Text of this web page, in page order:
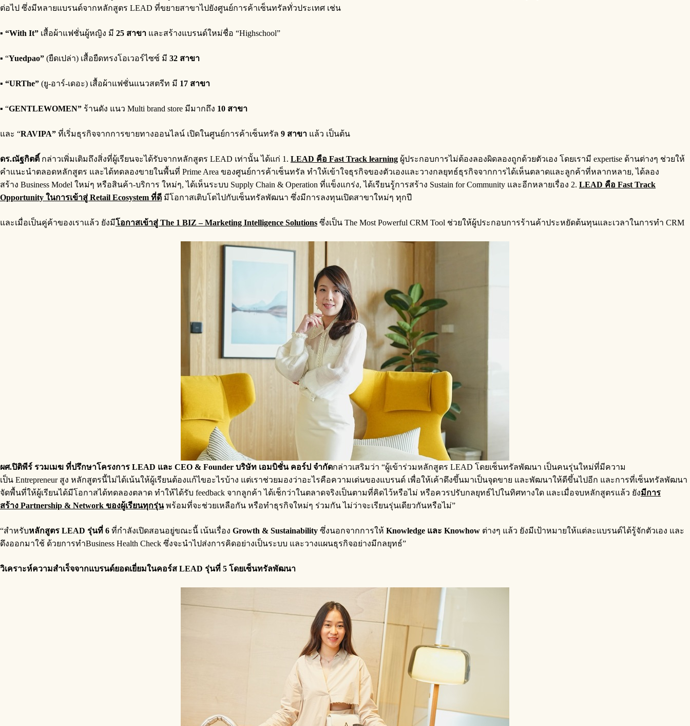
ต่อไป ซึ่งมีหลายแบรนด์จากหลักสูตร LEAD ที่ขยายสาขาไปยังศูนย์การค้าเซ็นทรัลทั่วประเทศ เช่น
▪ “With It” เสื้อผ้าแฟชั่นผู้หญิง มี 25 สาขา และสร้างแบรนด์ใหม่ชื่อ “Highschool”
▪ “Yuedpao” (ยืดเปล่า) เสื้อยืดทรงโอเวอร์ไซซ์ มี 32 สาขา
▪ “URThe” (ยู-อาร์-เดอะ) เสื้อผ้าแฟชั่นแนวสตรีท มี 17 สาขา
▪ “GENTLEWOMEN” ร้านดัง แนว Multi brand store มีมากถึง 10 สาขา
และ “RAVIPA” ที่เริ่มธุรกิจจากการขายทางออนไลน์ เปิดในศูนย์การค้าเซ็นทรัล 9 สาขา แล้ว เป็นต้น
ดร.ณัฐกิตติ์ กล่าวเพิ่มเติมถึงสิ่งที่ผู้เรียนจะได้รับจากหลักสูตร LEAD เท่านั้น ได้แก่ 1. LEAD คือ Fast Track learning ผู้ประกอบการไม่ต้องลองผิดลองถูกด้วยตัวเอง โดยเรามี expertise ด้านต่างๆ ช่วยให้
คำแนะนำตลอดหลักสูตร และได้ทดลองขายในพื้นที่ Prime Area ของศูนย์การค้าเซ็นทรัล ทำให้เข้าใจธุรกิจของตัวเองและวางกลยุทธ์ธุรกิจจากการได้เห็นตลาดและลูกค้าที่หลากหลาย, ได้ลอง
สร้าง Business Model ใหม่ๆ หรือสินค้า-บริการ ใหม่ๆ, ได้เห็นระบบ Supply Chain & Operation ที่แข็งแกร่ง, ได้เรียนรู้การสร้าง Sustain for Community และอีกหลายเรื่อง 2. LEAD คือ Fast Track
Opportunity ในการเข้าสู่ Retail Ecosystem ที่ดี มีโอกาสเติบโตไปกับเซ็นทรัลพัฒนา ซึ่งมีการลงทุนเปิดสาขาใหม่ๆ ทุกปี
และเมื่อเป็นคู่ค้าของเราแล้ว ยังมีโอกาสเข้าสู่ The 1 BIZ – Marketing Intelligence Solutions ซึ่งเป็น The Most Powerful CRM Tool ช่วยให้ผู้ประกอบการร้านค้าประหยัดต้นทุนและเวลาในการทำ CRM
ผศ.ปิติพีร์ รวมเมฆ ที่ปรึกษาโครงการ LEAD และ CEO & Founder บริษัท เอมบิชั่น คอร์ป จำกัดกล่าวเสริมว่า “ผู้เข้าร่วมหลักสูตร LEAD โดยเซ็นทรัลพัฒนา เป็นคนรุ่นใหม่ที่มีความ
เป็น Entrepreneur สูง หลักสูตรนี้ไม่ได้เน้นให้ผู้เรียนต้องแก้ไขอะไรบ้าง แต่เราช่วยมองว่าอะไรคือความเด่นของแบรนด์ เพื่อให้เค้าดึงขึ้นมาเป็นจุดขาย และพัฒนาให้ดีขึ้นไปอีก และการที่เซ็นทรัลพัฒนา
จัดพื้นที่ให้ผู้เรียนได้มีโอกาสได้ทดลองตลาด ทำให้ได้รับ feedback จากลูกค้า ได้เช็กว่าในตลาดจริงเป็นตามที่คิดไว้หรือไม่ หรือควรปรับกลยุทธ์ไปในทิศทางใด และเมื่อจบหลักสูตรแล้ว ยังมีการ
สร้าง Partnership & Network ของผู้เรียนทุกรุ่นพร้อมที่จะช่วยเหลือกัน หรือทำธุรกิจใหม่ๆ ร่วมกัน ไม่ว่าจะเรียนรุ่นเดียวกันหรือไม่”
“สำหรับหลักสูตร LEAD รุ่นที่ 6 ที่กำลังเปิดสอนอยู่ขณะนี้ เน้นเรื่อง Growth & Sustainability ซึ่งนอกจากการให้ Knowledge และ Knowhow ต่างๆ แล้ว ยังมีเป้าหมายให้แต่ละแบรนด์ได้รู้จักตัวเอง และ
ดึงออกมาใช้ ด้วยการทำBusiness Health Check ซึ่งจะนำไปส่งการคิดอย่างเป็นระบบ และวางแผนธุรกิจอย่างมีกลยุทธ์”
วิเคราะห์ความสำเร็จจากแบรนด์ยอดเยี่ยมในคอร์ส LEAD รุ่นที่ 5 โดยเซ็นทรัลพัฒนา